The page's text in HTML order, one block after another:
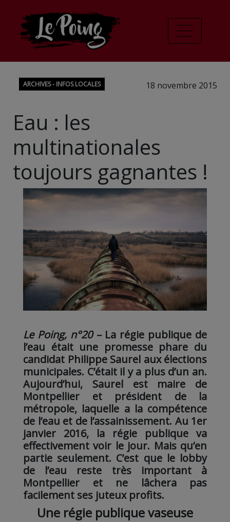
ARCHIVES - INFOS LOCALES 18 novembre 2015
Eau : les
multinationales
toujours gagnantes !
Le Poing, n°20 –La régie publique de
l’eau était une promesse phare du
candidat Philippe Saurel aux élections
municipales. C’était il y a plus d’un an.
Aujourd’hui, Saurel est maire de
Montpellier et président de la
métropole, laquelle a la compétence
de l’eau et de l’assainissement. Au 1er
janvier 2016, la régie publique va
effectivement voir le jour. Mais qu’en
partie seulement. C’est que le lobby
de l’eau reste très important à
Montpellier et ne lâchera pas
facilement ses juteux profits.
Une régie publique vaseuse